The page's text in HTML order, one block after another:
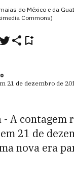
do México e da
Commons)
21 de dezembro de
- A
21 de
nova era